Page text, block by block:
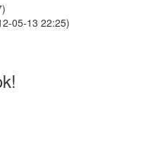
05-13 22:25)